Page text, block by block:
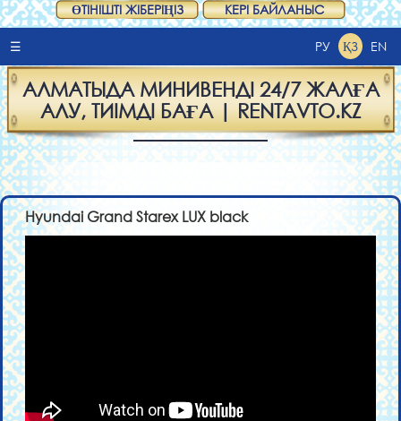
ӨТІНІШТІ ЖІБЕРІҢІЗ КЕРІ БАЙЛАНЫС
☰ РУ ҚЗ EN
АЛМАТЫДА МИНИВЕНДІ 24/7 ЖАЛҒА
АЛУ, ТИІМДІ БАҒА | RENTAVTO.KZ
Hyundai Grand Starex LUX black